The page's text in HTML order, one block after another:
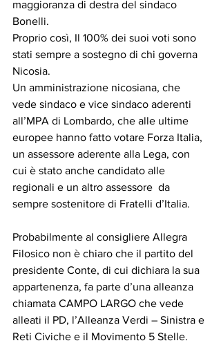
maggioranza di destra del sindaco
Bonelli.
Proprio così, Il 100% dei suoi voti sono
stati sempre a sostegno di chi governa
Nicosia.
Un amministrazione nicosiana, che
vede sindaco e vice sindaco aderenti
all’MPA di Lombardo, che alle ultime
europee hanno fatto votare Forza Italia,
un assessore aderente alla Lega, con
cui è stato anche candidato alle
regionali e un altro assessore  da
sempre sostenitore di Fratelli d’Italia.
Probabilmente al consigliere Allegra
Filosico non è chiaro che il partito del
presidente Conte, di cui dichiara la sua
appartenenza, fa parte d’una alleanza
chiamata CAMPO LARGO che vede
alleati il PD, l’Alleanza Verdi – Sinistra e
Reti Civiche e il Movimento 5 Stelle.